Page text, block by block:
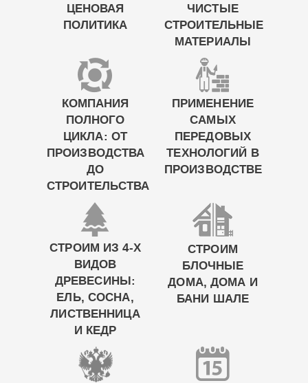
ЦЕНОВАЯ
ПОЛИТИКА
ЧИСТЫЕ
СТРОИТЕЛЬНЫЕ
МАТЕРИАЛЫ
КОМПАНИЯ
ПОЛНОГО
ЦИКЛА: ОТ
ПРОИЗВОДСТВА
ДО
СТРОИТЕЛЬСТВА
ПРИМЕНЕНИЕ
САМЫХ
ПЕРЕДОВЫХ
ТЕХНОЛОГИЙ В
ПРОИЗВОДСТВЕ
СТРОИМ ИЗ 4-Х
ВИДОВ
ДРЕВЕСИНЫ:
ЕЛЬ, СОСНА,
ЛИСТВЕННИЦА
И КЕДР
СТРОИМ
БЛОЧНЫЕ
ДОМА, ДОМА И
БАНИ ШАЛЕ